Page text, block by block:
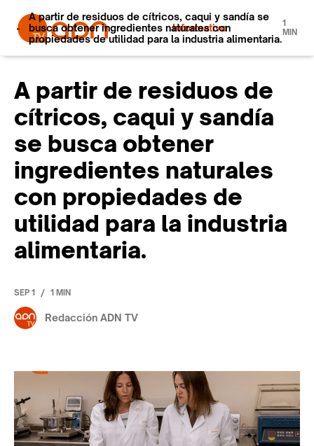
Informativo
A partir de residuos de cítricos, caqui y sandía se
busca obtener ingredientes naturales con
propiedades de utilidad para la industria alimentaria.
1
MIN
A partir de residuos de
cítricos, caqui y sandía
se busca obtener
ingredientes naturales
con propiedades de
utilidad para la industria
alimentaria.
SEP 1 / 1 MIN
Redacción ADN TV